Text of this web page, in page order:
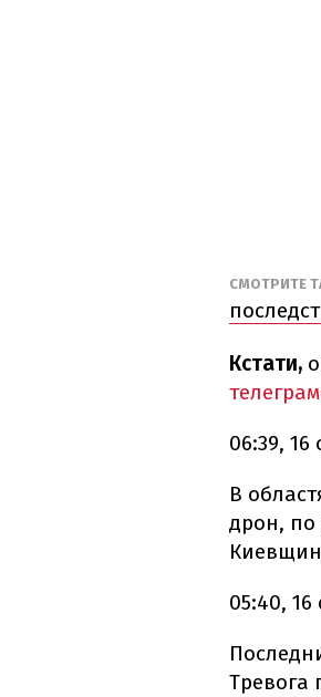
СМОТРИТЕ
Кстати,
06:39, 16
В
дрон,
05:40, 16
Тревога